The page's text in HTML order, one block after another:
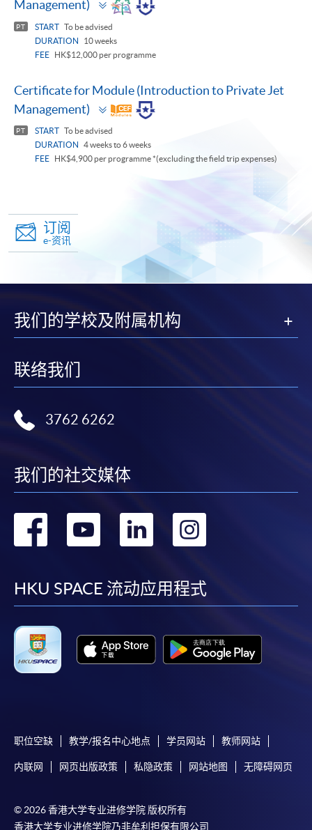
Management)
panel
PT START To be advised
DURATION
10 weeks
FEE
HK$12,000 per programme
Certificate for Module (Introduction to Private Jet
Management)
Toggle
panel
PT START To be advised
DURATION
4 weeks to 6 weeks
FEE
HK$4,900 per programme *(excluding the field trip expenses)
订阅
e-资讯
我们的学校及附属机构
联络我们
3762 6262
我们的社交媒体
转
facebook
转
youtube
转
linkedin
HKU SPACE 流动应用程式
职位空缺 教学/报名中心地点 学员网站 教师网站
内联网 网页出版政策 私隐政策 网站地图 无障碍网页
© 2026 香港大学专业进修学院 版权所有
香港大学专业进修学院乃非牟利担保有限公司